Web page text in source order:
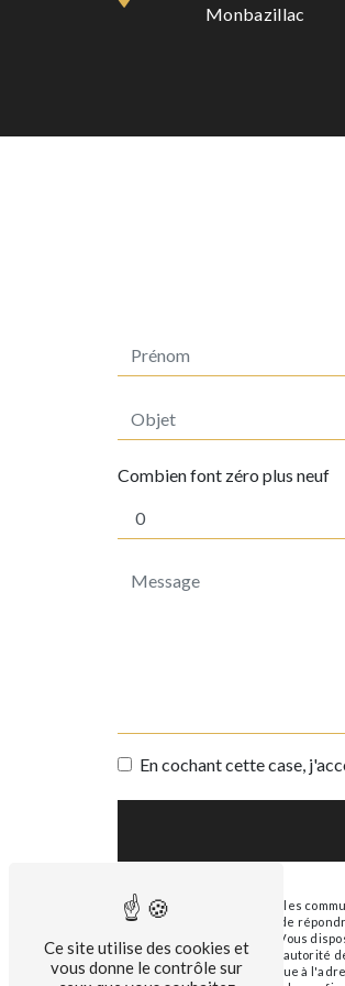
Monbazillac
Combien font zéro plus neuf
En cochant cette case,
** Les données personnelles
traitants dans le seul but de
geraud.vins@wanadoo.fr. Vous
réclamation auprès d’une autorité
ou par courrier électronique à
Ce site utilise des cookies et
vous donne le contrôle sur